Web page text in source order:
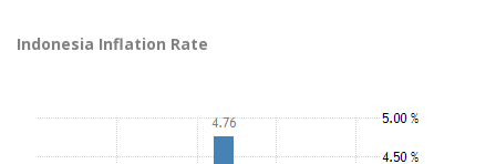
Indonesia Inflation Rate